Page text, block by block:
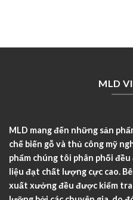
MLD
MLD mang đến những sản
chế biến gỗ và thủ công mỹ
phẩm chúng tôi phân phối
liệu đạt chất lượng cực cao.
xuất xưởng đều được kiểm